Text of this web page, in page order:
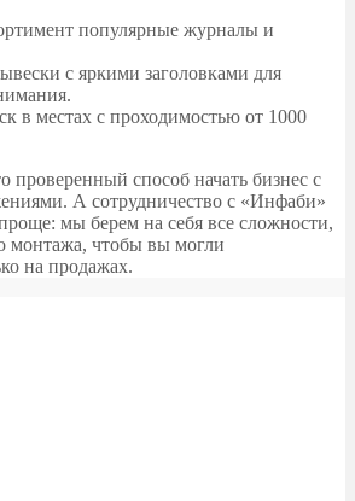
популярные журналы и
с яркими заголовками для
в местах с проходимостью от 1000
проверенный способ начать бизнес с
А сотрудничество с «Инфаби»
мы берем на себя все сложности,
монтажа, чтобы вы могли
на продажах.